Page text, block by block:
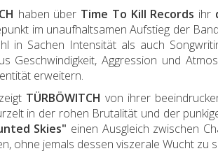
haben über Time To Kill Records ihr
im unaufhaltsamen Aufstieg der
in Sachen Intensität als auch
Geschwindigkeit, Aggression und
erweitern.
TÜRBÖWITCH von ihrer
in der rohen Brutalität und der
Skies" einen Ausgleich zwischen
ohne jemals dessen viszerale Wucht zu